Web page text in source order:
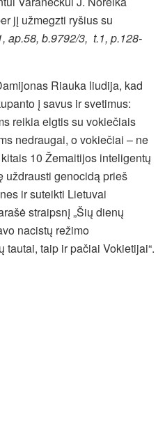
jį užmegzti ryšius su
ap.58, b.9792/3, t.1, p.128-
Riauka liudija, kad
į savus ir svetimus:
reikia elgtis su vokiečiais
nedraugai, o vokiečiai – ne
10 Žemaitijos inteligentų
uždrausti genocidą prieš
ir suteikti Lietuvai
straipsnį „Šių dienų
nacistų režimo
taip ir pačiai Vokietijai“.